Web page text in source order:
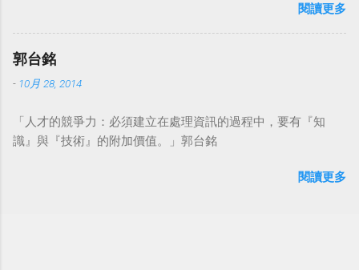
點看事情，就不會覺得活著是一件沉重的事。#超譯尼采 — 中
華名言 - Chinese Quotes (@chinese_quotes) May 23, 2023
閱讀更多
郭台銘
- 10月 28, 2014
「人才的競爭力：必須建立在處理資訊的過程中，要有『知
識』與『技術』的附加價值。」郭台銘
閱讀更多